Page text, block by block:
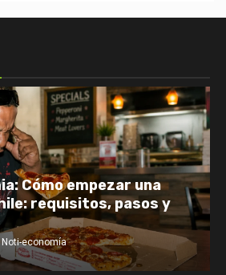
Cómo empezar una
requisitos, pasos y
Noti-economía